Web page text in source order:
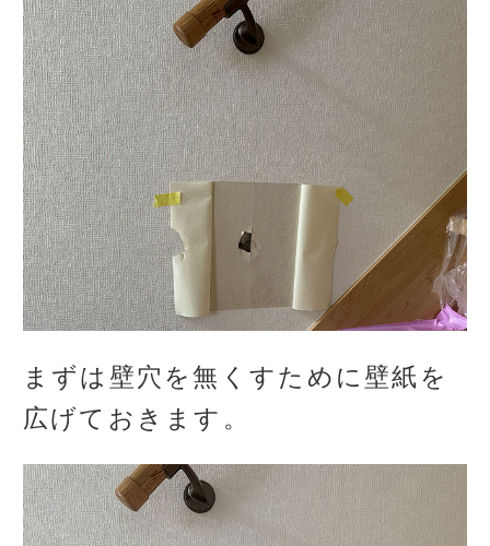
まずは壁穴を無くすために壁紙を
広げておきます。